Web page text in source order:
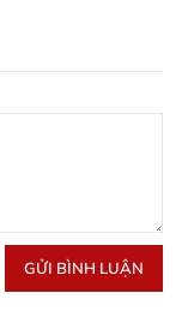
GỬI BÌNH LUẬN